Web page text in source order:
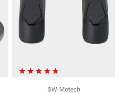
SW-Motech